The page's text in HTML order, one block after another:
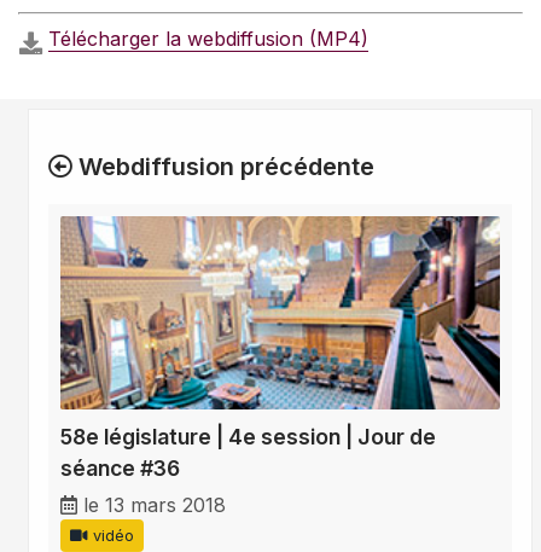
Télécharger la webdiffusion (MP4)
Webdiffusion précédente
58e législature | 4e session | Jour de
séance #36
le 13 mars 2018
vidéo